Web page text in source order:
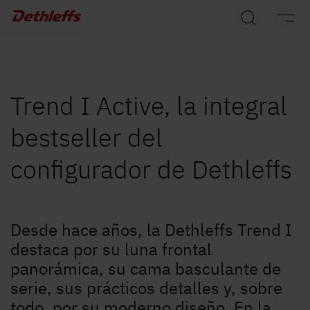
Autocaravanas
Camper Van
Accesorios originales de Dethleffs
Dethleffs
Concesionarios
Trend I Active, la integral
bestseller del
configurador de Dethleffs
Desde hace años, la Dethleffs Trend I
destaca por su luna frontal
panorámica, su cama basculante de
serie, sus prácticos detalles y, sobre